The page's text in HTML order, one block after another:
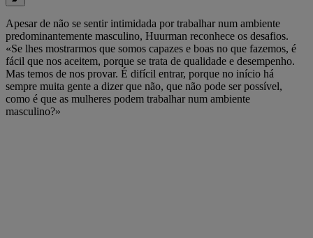
Apesar de não se sentir intimidada por trabalhar num ambiente
predominantemente masculino, Huurman reconhece os desafios.
«Se lhes mostrarmos que somos capazes e boas no que fazemos, é
fácil que nos aceitem, porque se trata de qualidade e desempenho.
Mas temos de nos provar. É difícil entrar, porque no início há
sempre muita gente a dizer que não, que não pode ser possível,
como é que as mulheres podem trabalhar num ambiente
masculino?»